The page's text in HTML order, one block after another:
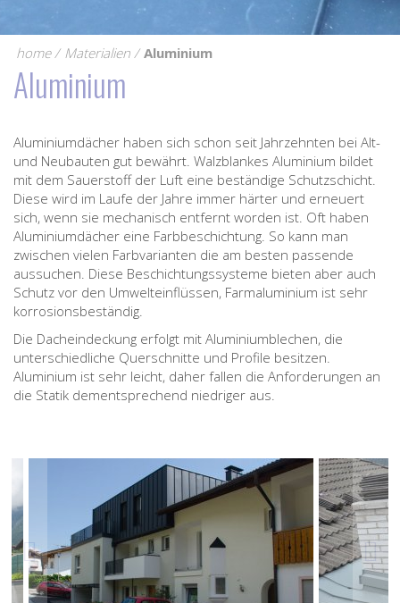
home Materialien Aluminium
Aluminium
Aluminiumdächer haben sich schon seit Jahrzehnten bei Alt-
und Neubauten gut bewährt. Walzblankes Aluminium bildet
mit dem Sauerstoff der Luft eine beständige Schutzschicht.
Diese wird im Laufe der Jahre immer härter und erneuert
sich, wenn sie mechanisch entfernt worden ist. Oft haben
Aluminiumdächer eine Farbbeschichtung. So kann man
zwischen vielen Farbvarianten die am besten passende
aussuchen. Diese Beschichtungssysteme bieten aber auch
Schutz vor den Umwelteinflüssen, Farmaluminium ist sehr
korrosionsbeständig.
Die Dacheindeckung erfolgt mit Aluminiumblechen, die
unterschiedliche Querschnitte und Profile besitzen.
Aluminium ist sehr leicht, daher fallen die Anforderungen an
die Statik dementsprechend niedriger aus.